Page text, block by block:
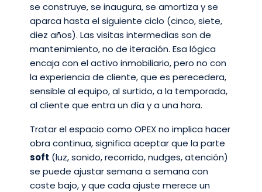
se construye, se inaugura, se amortiza y se
aparca hasta el siguiente ciclo (cinco, siete,
diez años). Las visitas intermedias son de
mantenimiento, no de iteración. Esa lógica
encaja con el activo inmobiliario, pero no con
la experiencia de cliente, que es perecedera,
sensible al equipo, al surtido, a la temporada,
al cliente que entra un día y a una hora.
Tratar el espacio como OPEX no implica hacer
obra continua, significa aceptar que la parte
soft (luz, sonido, recorrido, nudges, atención)
se puede ajustar semana a semana con
coste bajo, y que cada ajuste merece un